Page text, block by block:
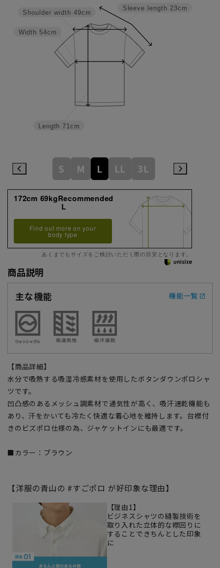
Sleeve length 23cm
Length 71cm
Width 54cm
Shoulder width 49cm
S M L LL 3L
172cm 69kgRecommended
L
Find out more on your
body type
あくまでもサイズをご検討いただく際の目安となります。
商品説明
主な機能
機能一覧
【商品詳細】
水分で吸熱する吸湿冷感素材を使用したボタンダウンポロシャ
ツです。
凹凸感のあるメッシュ調素材で通気性が高く、吸汗速乾機能も
あり、汗をかいても冷たく快適な着心地を維持します。台襟付
きのビズポロ仕様の為、ジャケットインにも最適です。
■カラー：ブラウン
【洋服の青山の #すごポロ が好印象な理由】
【理由1】
ビジネスシャツの縫製技術を
取り入れた立体的な襟回りに
することできちんとした印象
に